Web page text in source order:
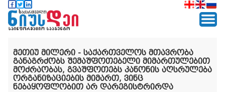
მეთიუ მილერი - საქართველოს მთავრობა
განაგრძობს შემაშფოთებელი მიმართულებით
მოძრაობას, გვაშფოთებს კანონის აღსრულება
ორგანიზაციების მიმართ, ვინც
ნებაყოფლობით არ დარეგისტრირდა